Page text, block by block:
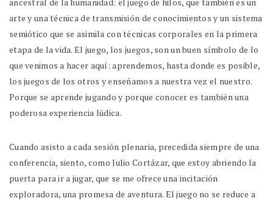
arte y una técnica de transmisión de conocimientos y un sistema
semiótico que se asimila con técnicas corporales en la primera
etapa de la vida. El juego, los juegos, son un buen símbolo de lo
que venimos a hacer aquí: aprendemos, hasta donde es posible,
los juegos de los otros y enseñamos a nuestra vez el nuestro.
Porque se aprende jugando y porque conocer es también una
poderosa experiencia lúdica.
Cuando asisto a cada sesión plenaria, precedida siempre de una
conferencia, siento, como Julio Cortázar, que estoy abriendo la
puerta para ir a jugar, que se me ofrece una incitación
exploradora, una promesa de aventura. El juego no se reduce a